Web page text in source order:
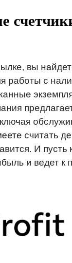
вы
работы с
считать
И пусть
и ведет к